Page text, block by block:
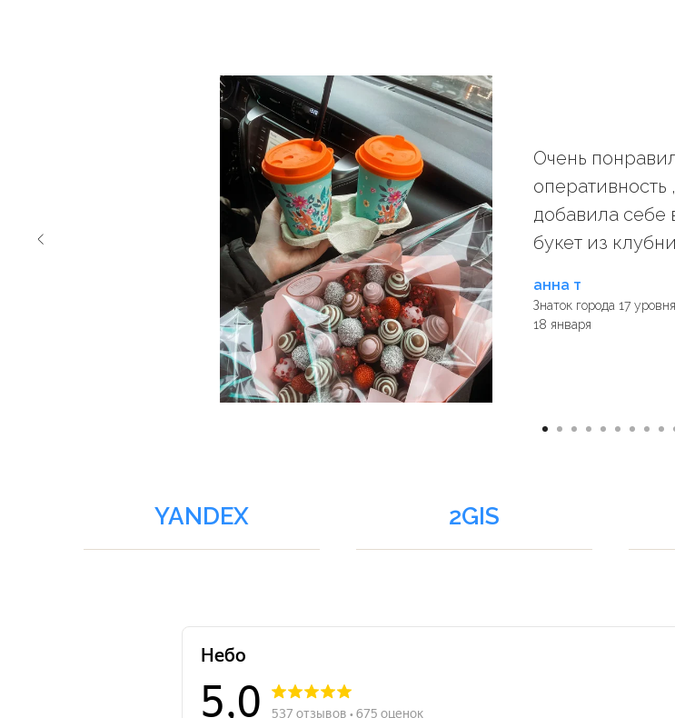
Очень
добавила себе
букет из
анна т
Знаток города 17 уровня
18 января
YANDEX 2GIS